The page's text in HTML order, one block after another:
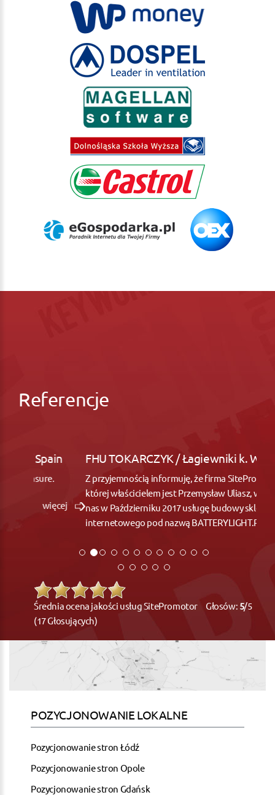
Referencje
FHU TOKARCZYK / Łagiewniki k. Wrocław
Z przyjemnością informuję, że firma SitePromotor,
której właścicielem jest Przemysław Uliasz, wykonała dla
nas w Październiku 2017 usługę budowy sklepu
internetowego pod nazwą BATTERYLIGHT.PL
Średnia ocena jakości usług SitePromotor Głosów: 5/5
(17 Głosujących)
POZYCJONOWANIE LOKALNE
Pozycjonowanie stron Łódź
Pozycjonowanie stron Opole
Pozycjonowanie stron Gdańsk